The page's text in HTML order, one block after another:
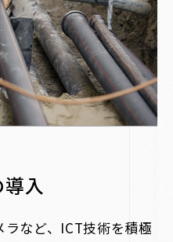
入
など、ICT技術を積極